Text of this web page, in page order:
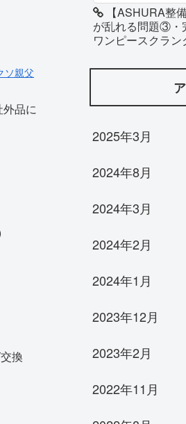
ソ親父
外品に
換
【ASHURA整
が乱れる問題③・
ワンピースクラン
2025年3月
2024年8月
2024年3月
2024年2月
2024年1月
2023年12月
2023年2月
2022年11月